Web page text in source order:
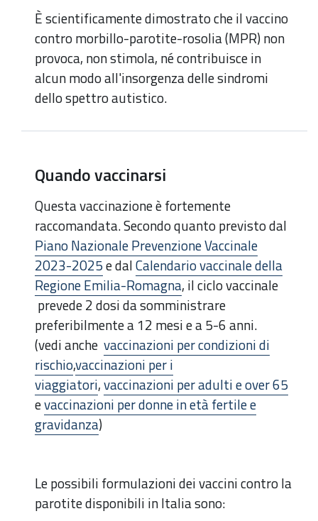
È scientificamente dimostrato che il vaccino
contro morbillo-parotite-rosolia (MPR) non
provoca, non stimola, né contribuisce in
alcun modo all'insorgenza delle sindromi
dello spettro autistico.
Quando vaccinarsi
Questa vaccinazione è fortemente
raccomandata. Secondo quanto previsto dal
Piano Nazionale Prevenzione Vaccinale
2023-2025e dalCalendario vaccinale della
Regione Emilia-Romagna, il ciclo vaccinale
prevede 2 dosi da somministrare
preferibilmente a 12 mesi e a 5-6 anni.
(vedi anche vaccinazioni per condizioni di
rischio,vaccinazioni per i
viaggiatori,vaccinazioni per adulti e over 65
evaccinazioni per donne in età fertile e
gravidanza)
Le possibili formulazioni dei vaccini contro la
parotite disponibili in Italia sono: